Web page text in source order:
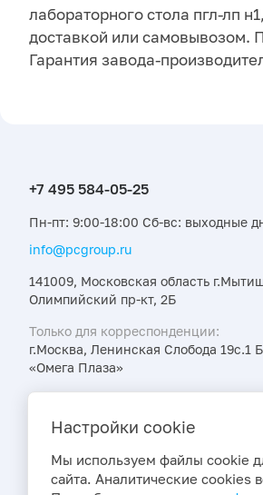
лабораторного стола пгл-лп
доставкой или самовывозом.
Гарантия завода-
Пн-пт: 9:00-18:00 Сб-вс: выходные
info@pcgroup.ru
141009, Московская область
Олимпийский пр-кт, 2Б
Только для корреспонденции:
г.Москва, Ленинская Слобода 19с.1
«Омега Плаза»
акциях и новостях первыми
Настройки cookie
Мы используем файлы cookie
сайта. Аналитические cookies